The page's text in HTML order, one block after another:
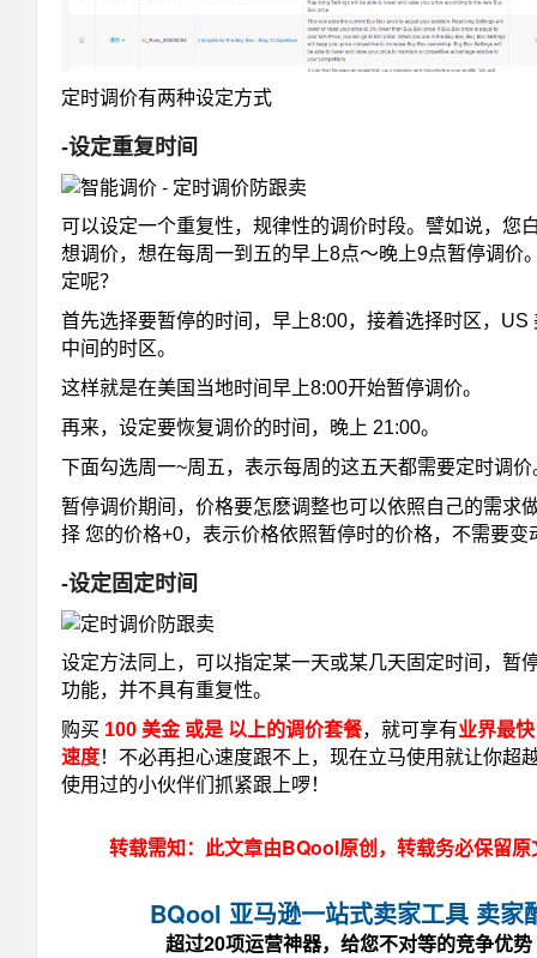
定时调价有两种设定方式
-设定重复时间
可以设定一个重复性，规律性的调价时段。譬如说，您
想调价，想在每周一到五的早上8点～晚上9点暂停调价
定呢？
首先选择要暂停的时间，早上8:00，接着选择时区，US
中间的时区。
这样就是在美国当地时间早上8:00开始暂停调价。
再来，设定要恢复调价的时间，晚上 21:00。
下面勾选周一~周五，表示每周的这五天都需要定时调价
暂停调价期间，价格要怎麽调整也可以依照自己的需求
择 您的价格+0，表示价格依照暂停时的价格，不需要变
-设定固定时间
设定方法同上，可以指定某一天或某几天固定时间，暂
功能，并不具有重复性。
购买 100 美金 或是 以上的调价套餐，就可享有业界最
速度！不必再担心速度跟不上，现在立马使用就让你超
使用过的小伙伴们抓紧跟上啰！
转载需知：此文章由BQool原创，转载务必保留原
BQool 亚马逊一站式卖家工具 卖家
超过20项运营神器，给您不对等的竞争优势